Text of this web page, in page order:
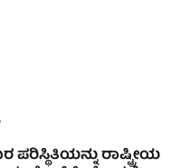
ಪರಿಸ್ಥಿತಿಯನ್ನು ರಾಷ್ಟ್ರೀಯ